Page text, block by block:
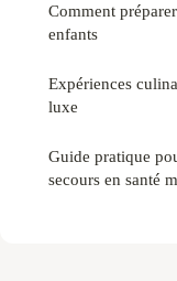
Comment
enfants
Expériences
luxe
Guide pratique
secours en santé